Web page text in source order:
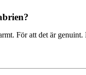
För att det är